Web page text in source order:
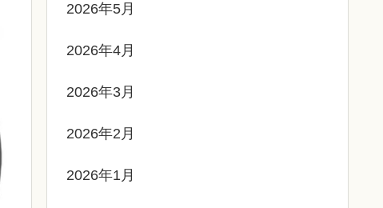
2026年5月
2026年4月
2026年3月
2026年2月
2026年1月